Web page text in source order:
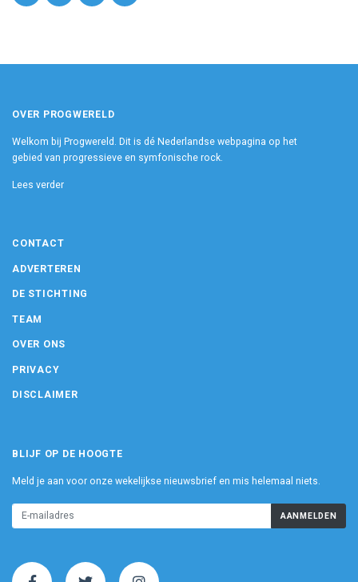
OVER PROGWERELD
Welkom bij Progwereld. Dit is dé Nederlandse webpagina op het
gebied van progressieve en symfonische rock.
Lees verder
CONTACT
ADVERTEREN
DE STICHTING
TEAM
OVER ONS
PRIVACY
DISCLAIMER
BLIJF OP DE HOOGTE
Meld je aan voor onze wekelijkse nieuwsbrief en mis helemaal niets.
AANMELDEN